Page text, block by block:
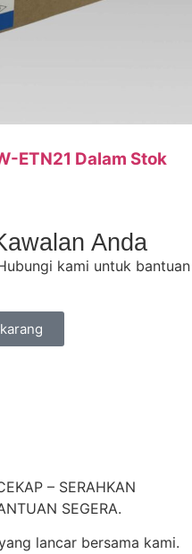
ETN21 Dalam Stok
Anda
kami untuk bantuan
– SERAHKAN
SEGERA.
lancar bersama kami.